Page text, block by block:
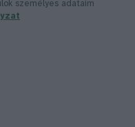
személyes adataim